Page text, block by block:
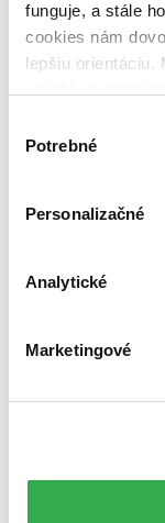
funguje, a stále
cookies nám
lepšiu orientáciu.
keby sme mohli
súhlasu
Potrebné
Personalizačné
Analytické
Marketingové
Amigurumi Friends